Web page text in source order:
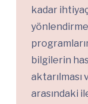
kadar
bilgilerin
aktarılması
arasındaki